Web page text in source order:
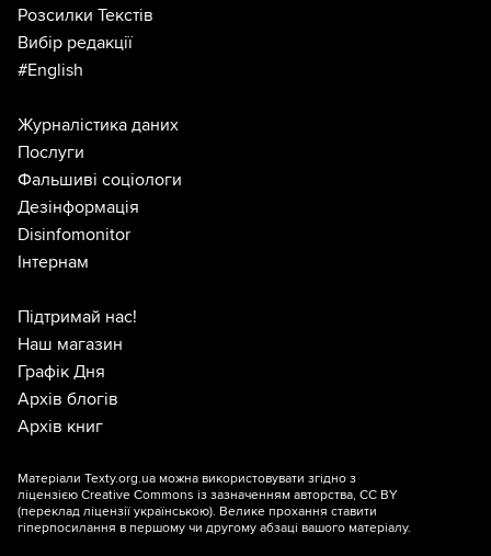
Розсилки Текстів
Вибір редакції
#English
Журналістика даних
Послуги
Фальшиві соціологи
Дезінформація
Disinfomonitor
Інтернам
Підтримай нас!
Наш магазин
Графік Дня
Архів блогів
Архів книг
Матеріали Texty.org.ua можна використовувати згідно з
ліцензією Creative Commons із зазначенням авторства, CC BY
(переклад ліцензії українською). Велике прохання ставити
гіперпосилання в першому чи другому абзаці вашого матеріалу.